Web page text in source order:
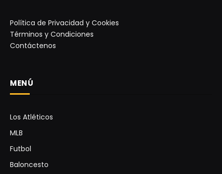
Política de Privacidad y Cookies
Términos y Condiciones
Contáctenos
MENÚ
Los Atléticos
MLB
Futbol
Baloncesto